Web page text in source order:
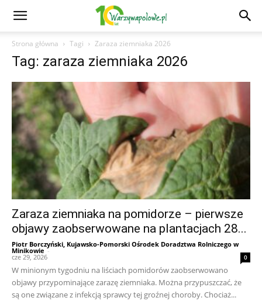
Strona główna Tagi Zaraza ziemniaka 2026
Tag: zaraza ziemniaka 2026
Zaraza ziemniaka na pomidorze – pierwsze
objawy zaobserwowane na plantacjach 28...
Piotr Borczyński, Kujawsko-Pomorski Ośrodek Doradztwa Rolniczego w
Minikowie -
cze 29, 2026 0
W minionym tygodniu na liściach pomidorów zaobserwowano
objawy przypominające zarazę ziemniaka. Można przypuszczać, że
są one związane z infekcją sprawcy tej groźnej choroby. Chociaż...